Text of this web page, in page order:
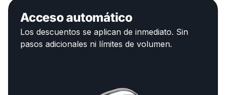
Acceso automático
Los descuentos se aplican de inmediato. Sin
pasos adicionales ni límites de volumen.